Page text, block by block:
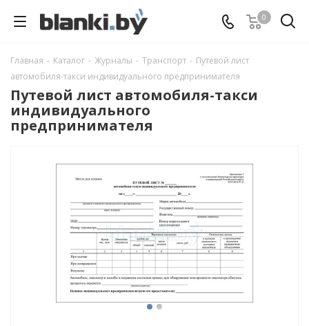
0
Главная - Каталог - Журналы - Транспорт - Путевой лист
автомобиля-такси индивидуального предпринимателя
Путевой лист автомобиля-такси
индивидуального
предпринимателя